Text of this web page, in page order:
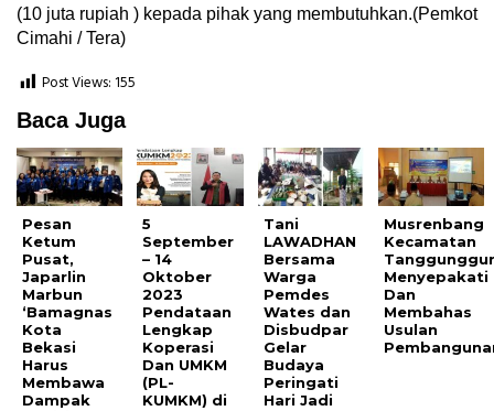
(10 juta rupiah ) kepada pihak yang membutuhkan.(Pemkot
Cimahi / Tera)
Post Views: 155
Baca Juga
Pesan
Ketum
Pusat,
Japarlin
Marbun
‘Bamagnas
Kota
Bekasi
Harus
Membawa
Dampak
5
September
– 14
Oktober
2023
Pendataan
Lengkap
Koperasi
Dan UMKM
(PL-
KUMKM) di
Tani
LAWADHAN
Bersama
Warga
Pemdes
Wates dan
Disbudpar
Gelar
Budaya
Peringati
Hari Jadi
Musrenbang
Kecamatan
Menyepakati
Dan
Membahas
Usulan